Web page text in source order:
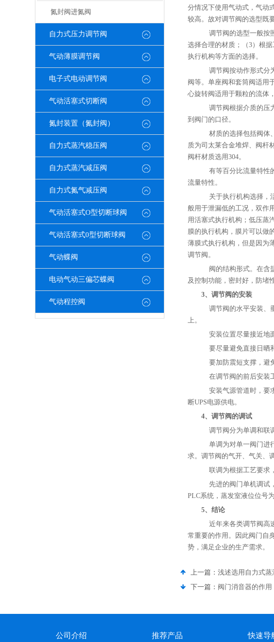
氮封阀进氮阀
自力式压力调节阀
气动薄膜调节阀
电子式电动调节阀
气动活塞式切断阀
氮封装置（氮封阀）
自力式蒸汽稳压阀
自力式蒸汽减压阀
自力式氮气减压阀
气动活塞式O型切断球阀
气动活塞式0型切断球阀
气动蝶阀
电动气动三偏芯蝶阀
气动程控阀
分情况下使用气动式，气动
较高。故对调节阀的选型既
调节阀的选型一般按
选择合理的材质；（3）根
执行机构等方面的选择。
调节阀按动作形式分
阀等。单座阀和套筒阀适用
心旋转阀适用于颗粒的流体
调节阀根据介质的压
到阀门的口径。
材质的选择包括阀体
质为司太莱合金堆焊、阀杆
阀杆材质选用304。
有等百分比流量特性
流量特性。
关于执行机构选择，
般用于泄漏低的工况，双作
用活塞式执行机构；低压蒸
膜的执行机构，膜片可以做
薄膜式执行机构，但是因为
调节阀。
阀的结构形式。在含
及控制功能，密封好，防堵
3、 调节阀的安装
调节阀的水平安装、
上。
安装位置尽量接近地
要尽量避免直接日晒
要加防震短支撑，避
在调节阀的前后安装
安装气源管道时，要
断UPS电源供电。
4、 调节阀的调试
调节阀分为单调和联
单调为对单一阀门进
求。调节阀的气开、气关、
联调为根据工艺要求
先进的阀门单机调试
PLC系统，蒸发室液位位号
5、 结论
近年来各类调节阀高
常重要的作用。因此阀门自
势，满足企业的生产需求。
上一篇： 浅述选用自力式蒸
下一篇： 阀门消音器的作用
公司介绍 推荐产品 快速导